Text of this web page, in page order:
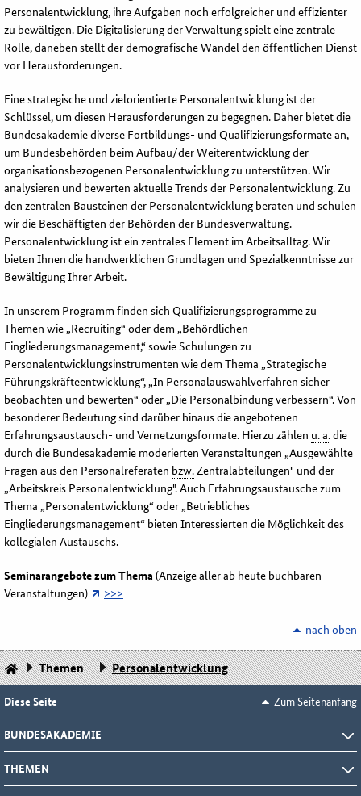
Personalentwicklung, ihre Aufgaben noch erfolgreicher und effizienter
zu bewältigen. Die Digitalisierung der Verwaltung spielt eine zentrale
Rolle, daneben stellt der demografische Wandel den öffentlichen Dienst
vor Herausforderungen.
Eine strategische und zielorientierte Personalentwicklung ist der
Schlüssel, um diesen Herausforderungen zu begegnen. Daher bietet die
Bundesakademie diverse Fortbildungs- und Qualifizierungsformate an,
um Bundesbehörden beim Aufbau/der Weiterentwicklung der
organisationsbezogenen Personalentwicklung zu unterstützen. Wir
analysieren und bewerten aktuelle Trends der Personalentwicklung. Zu
den zentralen Bausteinen der Personalentwicklung beraten und schulen
wir die Beschäftigten der Behörden der Bundesverwaltung.
Personalentwicklung ist ein zentrales Element im Arbeitsalltag. Wir
bieten Ihnen die handwerklichen Grundlagen und Spezialkenntnisse zur
Bewältigung Ihrer Arbeit.
In unserem Programm finden sich Qualifizierungsprogramme zu
Themen wie „Recruiting“ oder dem „Behördlichen
Eingliederungsmanagement,“ sowie Schulungen zu
Personalentwicklungsinstrumenten wie dem Thema „Strategische
Führungskräfteentwicklung“, „In Personalauswahlverfahren sicher
beobachten und bewerten“ oder „Die Personalbindung verbessern“. Von
besonderer Bedeutung sind darüber hinaus die angebotenen
Erfahrungsaustausch- und Vernetzungsformate. Hierzu zählen u. a.die
durch die Bundesakademie moderierten Veranstaltungen „Ausgewählte
Fragen aus den Personalreferaten bzw.Zentralabteilungen" und der
„Arbeitskreis Personalentwicklung". Auch Erfahrungsaustausche zum
Thema „Personalentwicklung“ oder „Betriebliches
Eingliederungsmanagement“ bieten Interessierten die Möglichkeit des
kollegialen Austauschs.
Seminarangebote zum Thema(Anzeige aller ab heute buchbaren
Veranstaltungen)
>>>
nach oben
Themen Personalentwicklung
Diese Seite Zum Seitenanfang
BUNDESAKADEMIE
THEMEN